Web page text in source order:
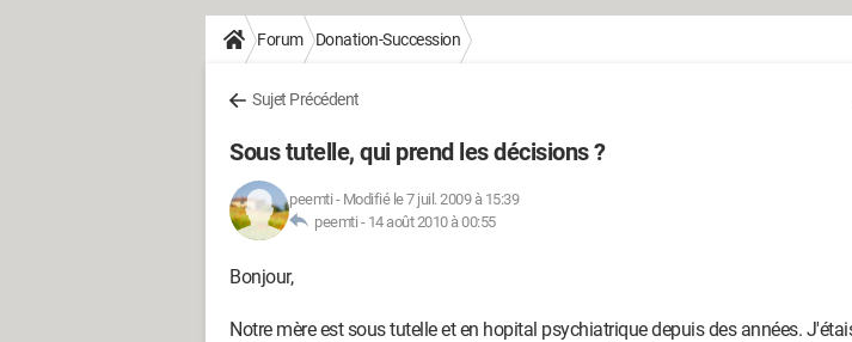
Forum Donation-Succession
Sujet Précédent
Sous tutelle, qui prend les décisions ?
peemti - Modifié le 7 juil. 2009 à 15:39
peemti - 14 août 2010 à 00:55
Bonjour,
Notre mère est sous tutelle et en hopital psychiatrique depuis des années.